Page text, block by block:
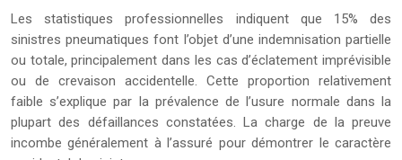
Les statistiques professionnelles indiquent que 15% des
sinistres pneumatiques font l’objet d’une indemnisation partielle
ou totale, principalement dans les cas d’éclatement imprévisible
ou de crevaison accidentelle. Cette proportion relativement
faible s’explique par la prévalence de l’usure normale dans la
plupart des défaillances constatées. La charge de la preuve
incombe généralement à l’assuré pour démontrer le caractère